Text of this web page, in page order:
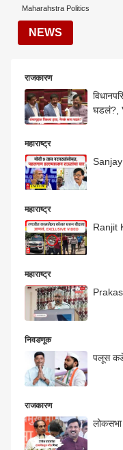
Maharahstra Politics
NEWS
राजकारण
घडलं?,
महाराष्ट्र
Sanjay
महाराष्ट्र
Ranjit
महाराष्ट्र
निवडणूक
पलूस
राजकारण
लोकसभा